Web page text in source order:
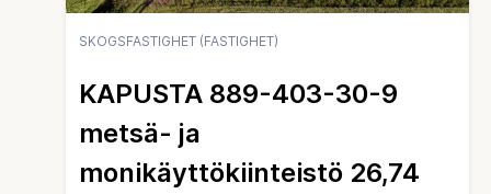
SKOGSFASTIGHET (FASTIGHET)
KAPUSTA 889-403-30-9
metsä- ja
monikäyttökiinteistö 26,74